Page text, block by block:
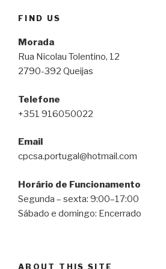
FIND US
Morada
Rua Nicolau Tolentino, 12
2790-392 Queijas
Telefone
+351 916050022
Email
cpcsa.portugal@hotmail.com
Horário de Funcionamento
Segunda – sexta: 9:00–17:00
Sábado e domingo: Encerrado
ABOUT THIS SITE